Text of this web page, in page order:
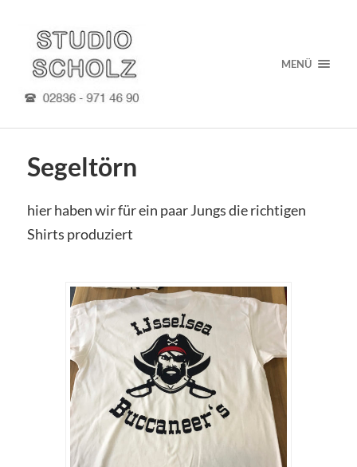
MENÜ
Segeltörn
hier haben wir für ein paar Jungs die richtigen
Shirts produziert